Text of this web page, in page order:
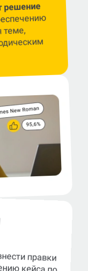
решение
теме,
правки
кейса по